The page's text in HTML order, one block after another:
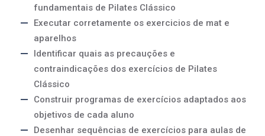
fundamentais de Pilates Clássico
Executar corretamente os exercicios de mat e
aparelhos
Identificar quais as precauções e
contraindicações dos exercícios de Pilates
Clássico
Construir programas de exercícios adaptados aos
objetivos de cada aluno
Desenhar sequências de exercícios para aulas de